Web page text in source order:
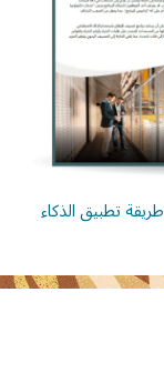
تطبيق الذكاء